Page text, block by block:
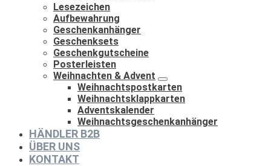
Lesezeichen
Aufbewahrung
Geschenkanhänger
Geschenksets
Geschenkgutscheine
Posterleisten
Weihnachten & Advent
Weihnachtspostkarten
Weihnachtsklappkarten
Adventskalender
Weihnachtsgeschenkanhänger
HÄNDLER B2B
ÜBER UNS
KONTAKT